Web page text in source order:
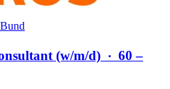
(w/​m/​d) ‧ 60 –